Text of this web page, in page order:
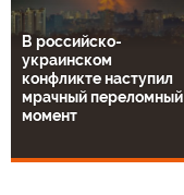
В российско-
украинском
конфликте наступил
мрачный переломный
момент